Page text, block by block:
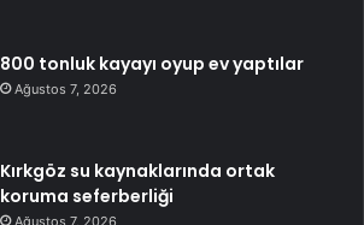
800 tonluk kayayı oyup ev yaptılar
Ağustos 7, 2026
Kırkgöz su kaynaklarında ortak
koruma seferberliği
Ağustos 7, 2026